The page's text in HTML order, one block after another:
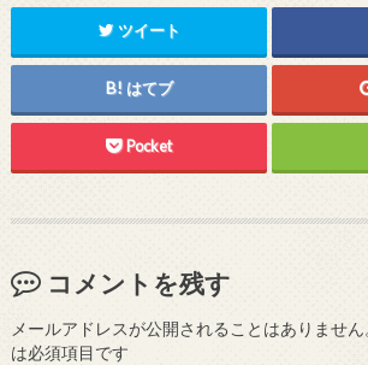
ツイート
はてブ
Pocket
コメントを残す
メールアドレスが公開されることはありません
は必須項目です